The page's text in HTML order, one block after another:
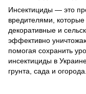
Инсектициды — это
вредителями,
декоративные и
эффективно
помогая сохранить
инсектициды в
грунта, сада и огорода.